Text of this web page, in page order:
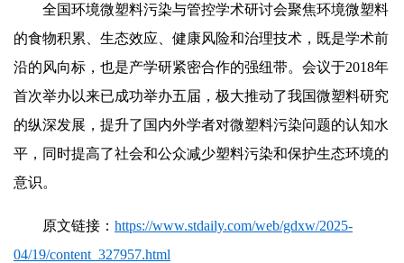
全国环境微塑料污染与管控学术研讨会聚焦环境微塑料
的食物积累、生态效应、健康风险和治理技术，既是学术前
沿的风向标，也是产学研紧密合作的强纽带。会议于2018年
首次举办以来已成功举办五届，极大推动了我国微塑料研究
的纵深发展，提升了国内外学者对微塑料污染问题的认知水
平，同时提高了社会和公众减少塑料污染和保护生态环境的
意识。
原文链接： https://www.stdaily.com/web/gdxw/2025-
04/19/content_327957.html